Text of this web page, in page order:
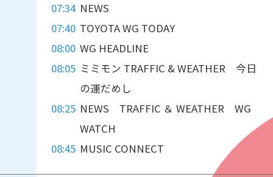
07:34 NEWS
07:40 TOYOTA WG TODAY
08:00 WG HEADLINE
08:05 ミミモン TRAFFIC & WEATHER 今日
の運だめし
08:25 NEWS TRAFFIC ＆ WEATHER WG
WATCH
08:45 MUSIC CONNECT